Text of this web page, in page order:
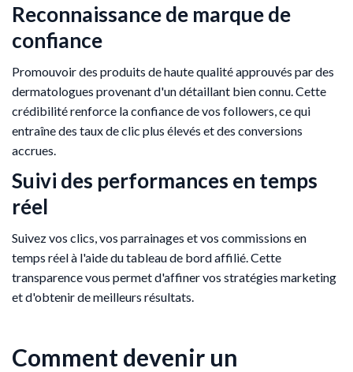
Reconnaissance de marque de
confiance
Promouvoir des produits de haute qualité approuvés par des
dermatologues provenant d'un détaillant bien connu. Cette
crédibilité renforce la confiance de vos followers, ce qui
entraîne des taux de clic plus élevés et des conversions
accrues.
Suivi des performances en temps
réel
Suivez vos clics, vos parrainages et vos commissions en
temps réel à l'aide du tableau de bord affilié. Cette
transparence vous permet d'affiner vos stratégies marketing
et d'obtenir de meilleurs résultats.
Comment devenir un